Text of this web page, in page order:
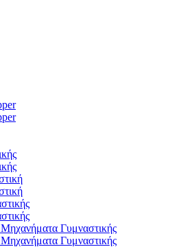
Γυμναστικής
Γυμναστικής